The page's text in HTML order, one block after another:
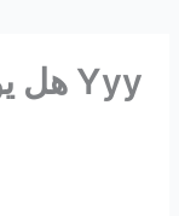
هل يوجد كازينو قمار في دبي Yyy